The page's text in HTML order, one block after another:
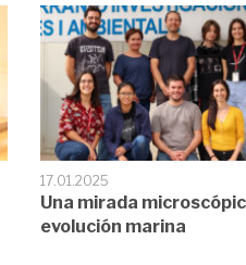
17.01.2025
Una mirada
evolución marina